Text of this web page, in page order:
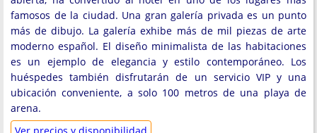
famosos de la ciudad. Una gran galería privada es un punto
más de dibujo. La galería exhibe más de mil piezas de arte
moderno español. El diseño minimalista de las habitaciones
es un ejemplo de elegancia y estilo contemporáneo. Los
huéspedes también disfrutarán de un servicio VIP y una
ubicación conveniente, a solo 100 metros de una playa de
arena.